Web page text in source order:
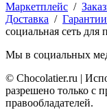
Маркетплейс /
Доставка /
социальная сеть
Мы в социальных
© Сhocolatier.ru |
разрешено только с
правообладателей.